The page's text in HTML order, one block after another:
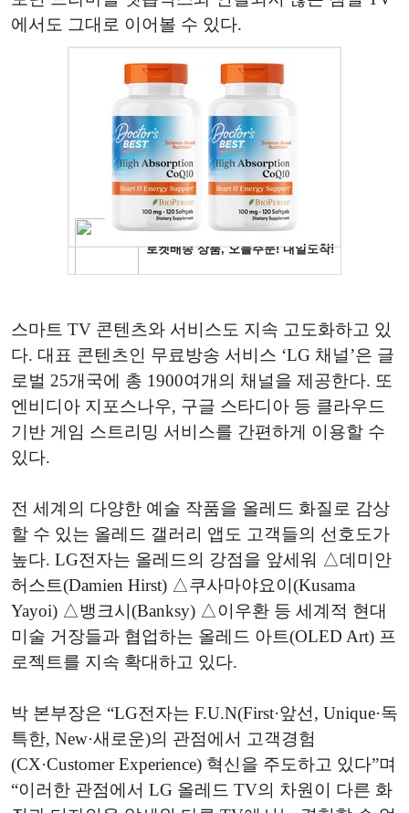
에서도 그대로 이어볼 수 있다.
스마트 TV 콘텐츠와 서비스도 지속 고도화하고 있
다. 대표 콘텐츠인 무료방송 서비스 ‘LG 채널’은 글
로벌 25개국에 총 1900여개의 채널을 제공한다. 또
엔비디아 지포스나우, 구글 스타디아 등 클라우드
기반 게임 스트리밍 서비스를 간편하게 이용할 수
있다.
전 세계의 다양한 예술 작품을 올레드 화질로 감상
할 수 있는 올레드 갤러리 앱도 고객들의 선호도가
높다. LG전자는 올레드의 강점을 앞세워 △데미안
허스트(Damien Hirst) △쿠사마야요이(Kusama
Yayoi) △뱅크시(Banksy) △이우환 등 세계적 현대
미술 거장들과 협업하는 올레드 아트(OLED Art) 프
로젝트를 지속 확대하고 있다.
박 본부장은 “LG전자는 F.U.N(First·앞선, Unique·독
특한, New·새로운)의 관점에서 고객경험
(CX·Customer Experience) 혁신을 주도하고 있다”며
“이러한 관점에서 LG 올레드 TV의 차원이 다른 화